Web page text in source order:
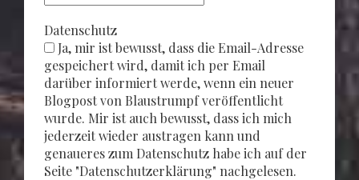
Datenschutz
Ja, mir ist bewusst, dass die Email-Adresse
gespeichert wird, damit ich per Email
darüber informiert werde, wenn ein neuer
Blogpost von Blaustrumpf veröffentlicht
wurde. Mir ist auch bewusst, dass ich mich
jederzeit wieder austragen kann und
genaueres zum Datenschutz habe ich auf der
Seite "Datenschutzerklärung" nachgelesen.